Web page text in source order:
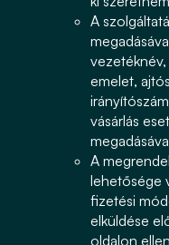
A
emelet,
vásárlás
A
lehetősége
fizetési
elküldése
oldalon